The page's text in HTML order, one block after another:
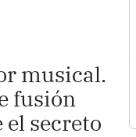
musical.
fusión
secreto